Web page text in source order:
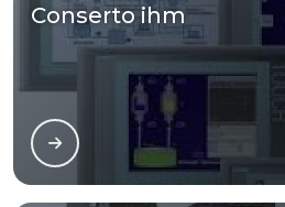
Conserto ihm